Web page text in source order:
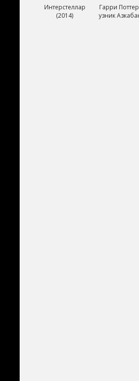
Интерстеллар
(2014)
Гарри
узник